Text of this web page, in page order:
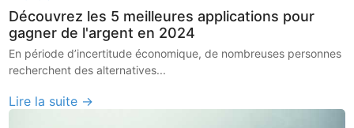
Découvrez les 5 meilleures applications pour
gagner de l'argent en 2024
En période d’incertitude économique, de nombreuses personnes
recherchent des alternatives...
Lire la suite →